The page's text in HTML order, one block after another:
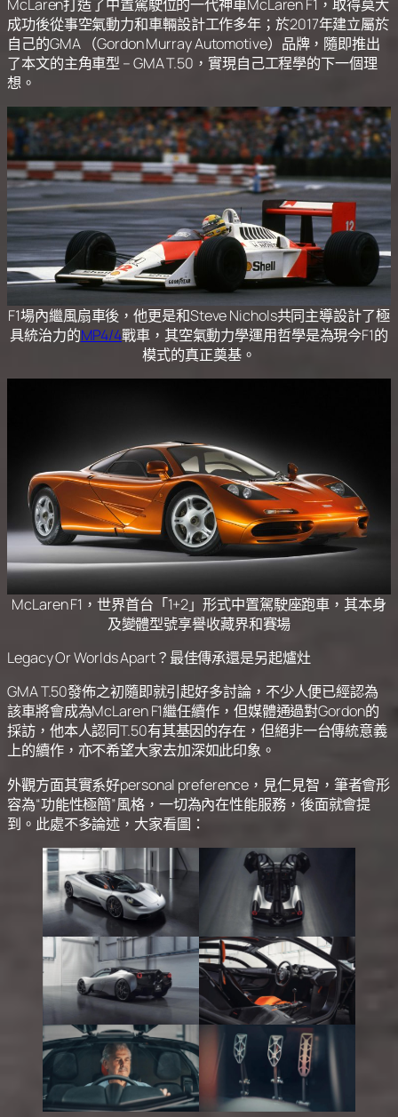
McLaren打造了中置駕駛位的一代神車McLaren F1，取得莫大
成功後從事空氣動力和車輛設計工作多年；於2017年建立屬於
自己的GMA （Gordon Murray Automotive）品牌，隨即推出
了本文的主角車型 – GMA T.50，實現自己工程學的下一個理
想。
F1場內繼風扇車後，他更是和Steve Nichols共同主導設計了極
具統治力的MP4/4戰車，其空氣動力學運用哲學是為現今F1的
模式的真正奠基。
McLaren F1，世界首台「1+2」形式中置駕駛座跑車，其本身
及變體型號享譽收藏界和賽場
Legacy Or Worlds Apart？最佳傳承還是另起爐灶
GMA T.50發佈之初隨即就引起好多討論，不少人便已經認為
該車將會成為McLaren F1繼任續作，但媒體通過對Gordon的
採訪，他本人認同T.50有其基因的存在，但絕非一台傳統意義
上的續作，亦不希望大家去加深如此印象。
外觀方面其實系好personal preference，見仁見智，筆者會形
容為“功能性極簡”風格，一切為內在性能服務，後面就會提
到。此處不多論述，大家看圖：